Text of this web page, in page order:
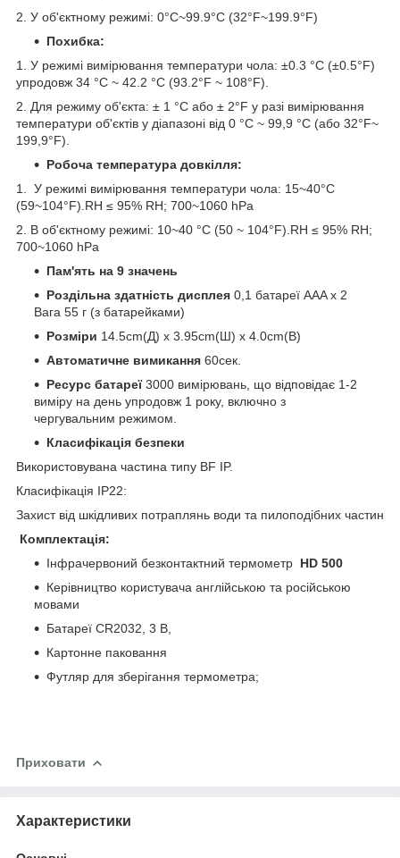
2. У об'єктному режимі: 0°C~99.9°C (32°F~199.9°F)
Похибка:
1. У режимі вимірювання температури чола: ±0.3 °C (±0.5°F)
упродовж 34 °C ~ 42.2 °C (93.2°F ~ 108°F).
2. Для режиму об'єкта: ± 1 °C або ± 2°F у разі вимірювання
температури об'єктів у діапазоні від 0 °C ~ 99,9 °C (або 32°F~
199,9°F).
Робоча температура довкілля:
1. У режимі вимірювання температури чола: 15~40°C
(59~104°F).RH ≤ 95% RH; 700~1060 hPa
2. В об'єктному режимі: 10~40 °C (50 ~ 104°F).RH ≤ 95% RH;
700~1060 hPa
Пам'ять на 9 значень
Роздільна здатність дисплея 0,1 батареї AAA x 2
Вага 55 г (з батарейками)
Розміри 14.5cm(Д) x 3.95cm(Ш) x 4.0cm(В)
Автоматичне вимикання 60сек.
Ресурс батареї3000 вимірювань, що відповідає 1-2
виміру на день упродовж 1 року, включно з
чергувальним режимом.
Класифікація безпеки
Використовувана частина типу BF IP.
Класифікація IP22:
Захист від шкідливих потраплянь води та пилоподібних частин
Комплектація:
Інфрачервоний безконтактний термометр HD 500
Керівництво користувача англійською та російською
мовами
Батареї CR2032, 3 В,
Картонне паковання
Футляр для зберігання термометра;
Приховати
Характеристики